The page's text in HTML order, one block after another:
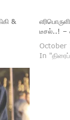
&
டீசல்..! –
October
In